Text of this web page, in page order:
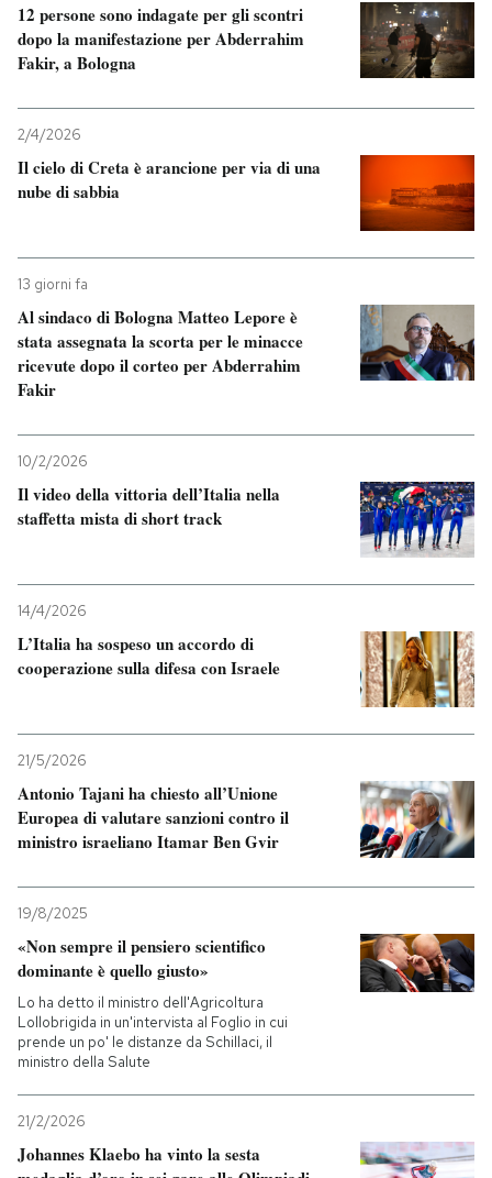
12 persone sono indagate per gli scontri
dopo la manifestazione per Abderrahim
Fakir, a Bologna
2/4/2026
Il cielo di Creta è arancione per via di una
nube di sabbia
13 giorni fa
Al sindaco di Bologna Matteo Lepore è
stata assegnata la scorta per le minacce
ricevute dopo il corteo per Abderrahim
Fakir
10/2/2026
Il video della vittoria dell’Italia nella
staffetta mista di short track
14/4/2026
L’Italia ha sospeso un accordo di
cooperazione sulla difesa con Israele
21/5/2026
Antonio Tajani ha chiesto all’Unione
Europea di valutare sanzioni contro il
ministro israeliano Itamar Ben Gvir
19/8/2025
«Non sempre il pensiero scientifico
dominante è quello giusto»
Lo ha detto il ministro dell'Agricoltura
Lollobrigida in un'intervista al Foglio in cui
prende un po' le distanze da Schillaci, il
ministro della Salute
21/2/2026
Johannes Klaebo ha vinto la sesta